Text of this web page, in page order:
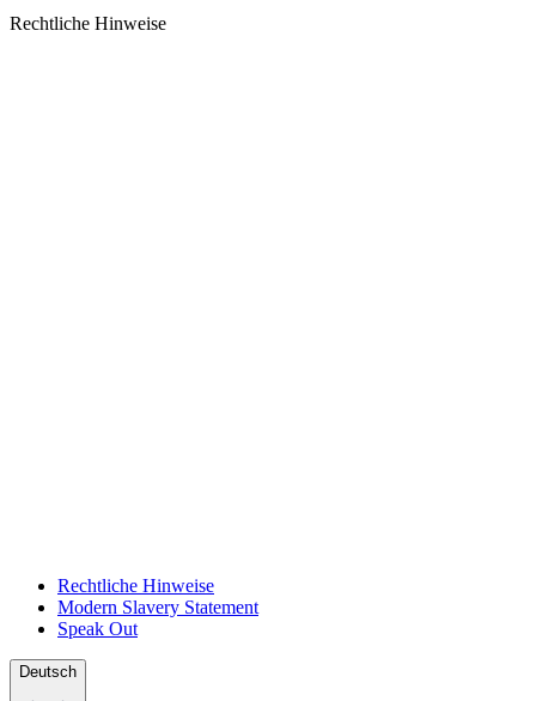
Rechtliche Hinweise
Rechtliche Hinweise
Modern Slavery Statement
Speak Out
Deutsch